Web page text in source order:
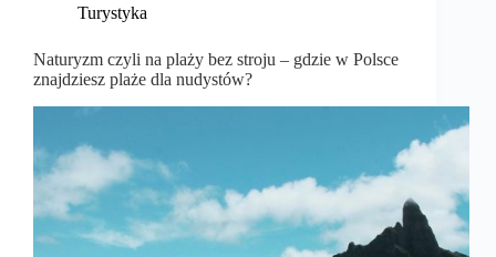
Turystyka
Naturyzm czyli na plaży bez stroju – gdzie w Polsce
znajdziesz plaże dla nudystów?